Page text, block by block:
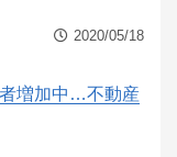
2020/05/18
増加中…不動産